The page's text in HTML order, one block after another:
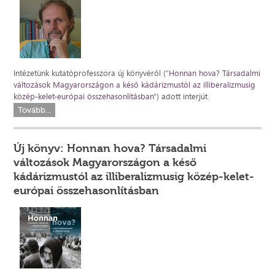
Intézetünk kutatóprofesszora új könyvéről ("Honnan hova? Társadalmi
változások Magyarországon a késő kádárizmustól az illiberalizmusig
közép-kelet-európai összehasonlításban") adott interjút.
Tovább...
Új könyv: Honnan hova? Társadalmi
változások Magyarországon a késő
kádárizmustól az illiberalizmusig közép-kelet-
európai összehasonlításban